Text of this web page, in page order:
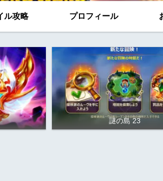
ル攻略 プロフィール
謎の島 23